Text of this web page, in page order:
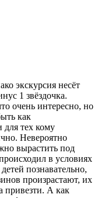
экскурсия несёт
1 звёздочка.
очень интересно, но
как
для тех кому
Невероятно
вырастить под
в условиях
познавательно,
произрастают, их
привезти. А как